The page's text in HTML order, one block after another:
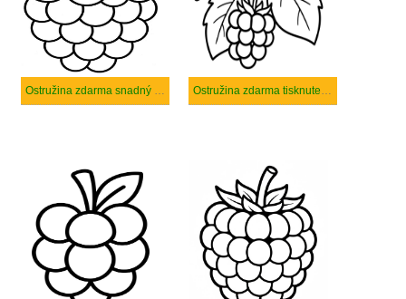
Ostružina zdarma snadný tisknutelné Ostružina zdarma tisknutelné pro děti